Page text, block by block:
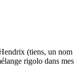
(tiens, un nom
rigolo dans mes